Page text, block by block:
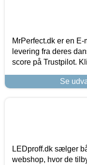
MrPerfect.dk er en
levering fra deres
score på Trustpilot.
Se
LEDproff.dk sælger
webshop, hvor de